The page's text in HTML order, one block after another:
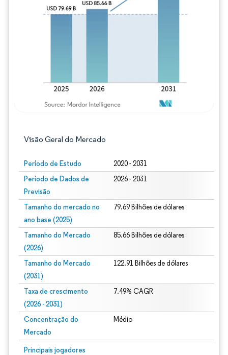
Visão Geral do Mercado
Período de Estudo 2020 - 2031
Período de Dados de
Previsão
2026 - 2031
Tamanho do mercado no
ano base (2025)
79.69 Bilhões de dólares
Tamanho do Mercado
(2026)
85.66 Bilhões de dólares
Tamanho do Mercado
(2031)
122.91 Bilhões de dólares
Taxa de crescimento
(2026 - 2031)
7.49% CAGR
Concentração do
Mercado
Médio
Principais jogadores
Imagem © Mordor Intelligence. O reuso requer atribuição conforme CC BY 4.0.